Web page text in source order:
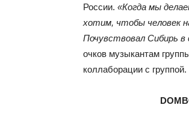
России. «Когда мы
хотим, чтобы человек
Почувствовал Сибирь в
очков музыкантам
коллаборации с группой.